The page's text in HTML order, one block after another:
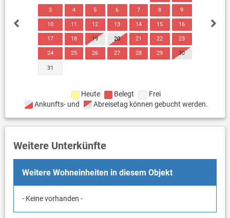
3 4 5 6 7 8 9
10 11 12 13 14 15 16
17 18 19 20 21 22 23
24 25 26 27 28 29 30
31
Heute Belegt
Frei
Ankunfts- und
Abreisetag können gebucht werden.
Weitere Unterkünfte
Weitere Wohneinheiten in diesem Objekt
- Keine vorhanden -